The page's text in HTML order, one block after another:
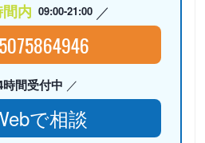
内 09:00-21:00
時間受付中
で相談